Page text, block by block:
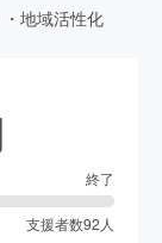
地域活性化
終了
支援者数92 人